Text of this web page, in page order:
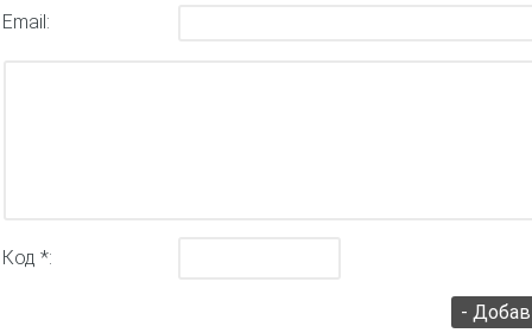
Email:
Код *: